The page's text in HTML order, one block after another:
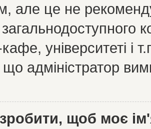
але це не
кафе, університеті і
що адміністратор
щоб моє